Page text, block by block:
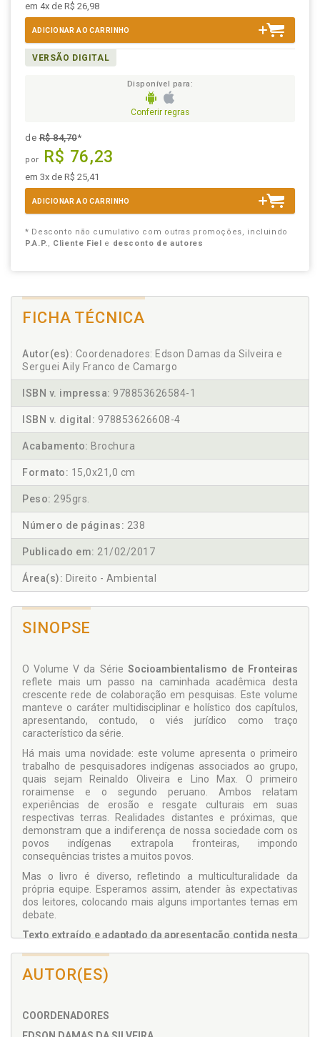
em 4x de R$ 26,98
ADICIONAR AO CARRINHO
VERSÃO DIGITAL
Disponível para:
Conferir regras
deR$ 84,70*
por R$ 76,23
em 3x de R$ 25,41
ADICIONAR AO CARRINHO
* Desconto não cumulativo com outras promoções, incluindo
P.A.P., Cliente Fiel e desconto de autores
FICHA TÉCNICA
Autor(es): Coordenadores: Edson Damas da Silveira e
Serguei Aily Franco de Camargo
ISBN v. impressa: 978853626584-1
ISBN v. digital: 978853626608-4
Acabamento: Brochura
Formato: 15,0x21,0 cm
Peso: 295grs.
Número de páginas: 238
Publicado em: 21/02/2017
Área(s): Direito - Ambiental
SINOPSE
O Volume V da Série Socioambientalismo de Fron­teiras
reflete mais um passo na caminhada acadêmica desta
crescente rede de colaboração em pesquisas. Este volume
manteve o caráter multidisciplinar e holístico dos capítulos,
apresentando, contudo, o viés jurídico como traço
característico da série.
Há mais uma novidade: este volume apresenta o primeiro
trabalho de pesquisadores indígenas associa­dos ao grupo,
quais sejam Reinaldo Oliveira e Lino Max. O primeiro
roraimense e o segundo peruano. Ambos relatam
experiências de erosão e resgate culturais em suas
respectivas terras. Realidades distantes e próximas, que
demonstram que a indiferença de nossa sociedade com os
povos indígenas extrapola fronteiras, impondo
consequências tristes a muitos povos.
Mas o livro é diverso, refletindo a multiculturalidade da
própria equipe. Esperamos assim, atender às expecta­tivas
dos leitores, colocando mais alguns importantes temas em
debate.
Texto extraído e adaptado da apresentação contida nes­ta
AUTOR(ES)
COORDENADORES